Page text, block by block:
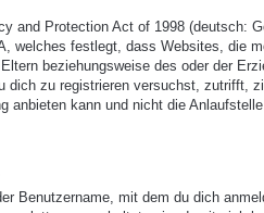
and Protection Act of 1998 (deutsch:
welches festlegt, dass Websites, die
beziehungsweise des oder der
dich zu registrieren versuchst, zutrifft,
anbieten kann und nicht die
Benutzername, mit dem du dich